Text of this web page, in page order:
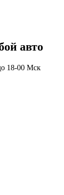
авто
18-00 Мск